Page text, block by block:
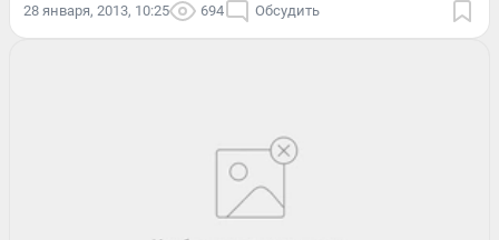
28 января, 2013, 10:25 694 Обсудить